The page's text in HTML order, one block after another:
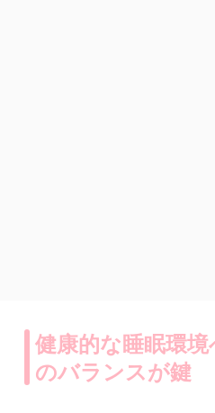
健康的な睡眠環
のバランスが鍵